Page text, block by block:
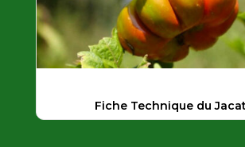
Fiche Technique du